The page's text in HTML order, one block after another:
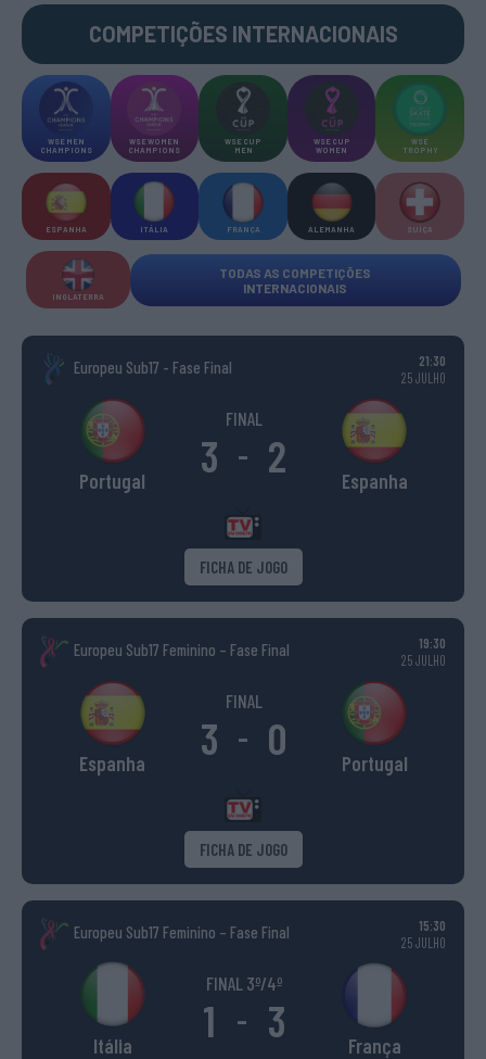
COMPETIÇÕES INTERNACIONAIS
WSE MEN
CHAMPIONS
WSE WOMEN
CHAMPIONS
WSE CUP
MEN
WSE CUP
WOMEN
WSE
TROPHY
ESPANHA ITÁLIA FRANÇA ALEMANHA SUÍÇA
INGLATERRA
TODAS AS COMPETIÇÕES
INTERNACIONAIS
Europeu Sub17 - Fase Final
21:30
25 JULHO
Portugal
FINAL
3 - 2 Espanha
FICHA DE JOGO
Europeu Sub17 Feminino – Fase Final
19:30
25 JULHO
Espanha
FINAL
3 - 0 Portugal
FICHA DE JOGO
Europeu Sub17 Feminino – Fase Final
15:30
25 JULHO
Itália
FINAL 3º/4º
1 - 3 França